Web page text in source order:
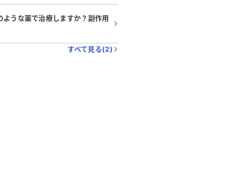
ような薬で治療しますか？副作用
すべて見る(2)